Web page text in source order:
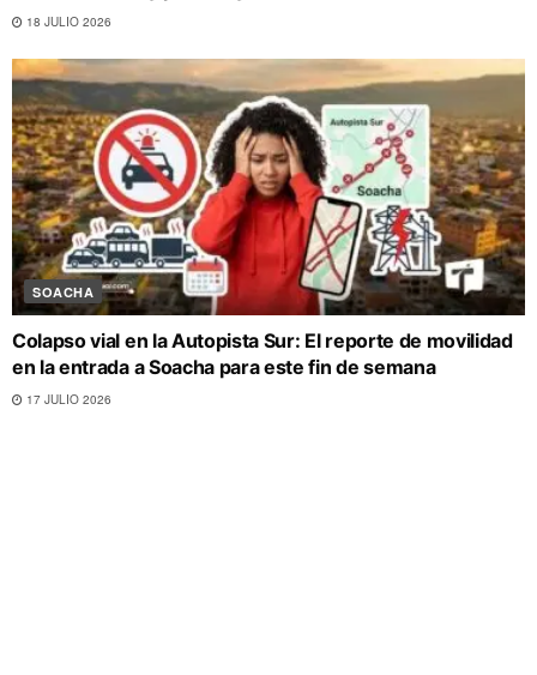
18 JULIO 2026
SOACHA
Colapso vial en la Autopista Sur: El reporte de movilidad
en la entrada a Soacha para este fin de semana
17 JULIO 2026